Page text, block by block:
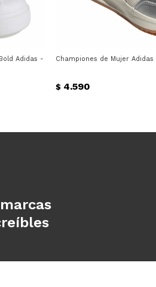
Adidas - Blanco - PlataChampiones de Mujer
$ 4.590